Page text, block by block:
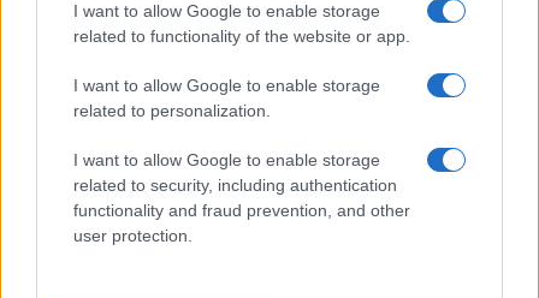
I want to allow Google to enable storage
related to functionality of the website or app.
I want to allow Google to enable storage
related to personalization.
I want to allow Google to enable storage
related to security, including authentication
functionality and fraud prevention, and other
user protection.
Prestiti per le vacanze: chi li richiede e perché